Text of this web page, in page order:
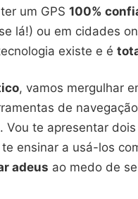
um GPS 100%
lá!) ou em cidades
existe e é
, vamos mergulhar
de navegação
Vou te apresentar dois
ensinar a usá-los
adeus ao medo de